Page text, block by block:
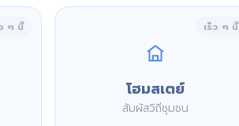
ๆ นี้ เร็ว ๆ นี้
โฮมสเตย์
สัมผัสวิถีชุมชน